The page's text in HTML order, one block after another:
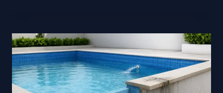
MENSUAL
DE
UNA
ALBERCA
EN
2026